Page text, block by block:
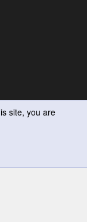
site, you are